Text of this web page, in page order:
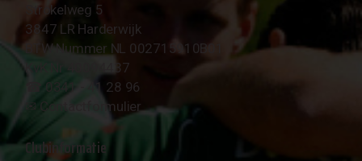
Strokelweg 5
3847 LR Harderwijk
BTW Nummer NL 002715910B01
KvK Nr 40094437
☎︎ 0341 - 41 28 96
✉︎ Contactformulier
Clubinformatie